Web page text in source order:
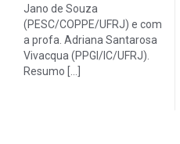
Jano de Souza
(PESC/COPPE/UFRJ) e com
a profa. Adriana Santarosa
Vivacqua (PPGI/IC/UFRJ).
Resumo […]